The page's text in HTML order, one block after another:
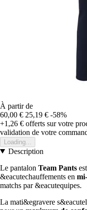
À partir de
60,00 € 25,19 € -58%
+1,26 € offerts sur votre
validation de votre
Loading...
Description
Le pantalon Team Pants
&eacutechauffements en
matchs par &eacutequipes.
La mati&egravere